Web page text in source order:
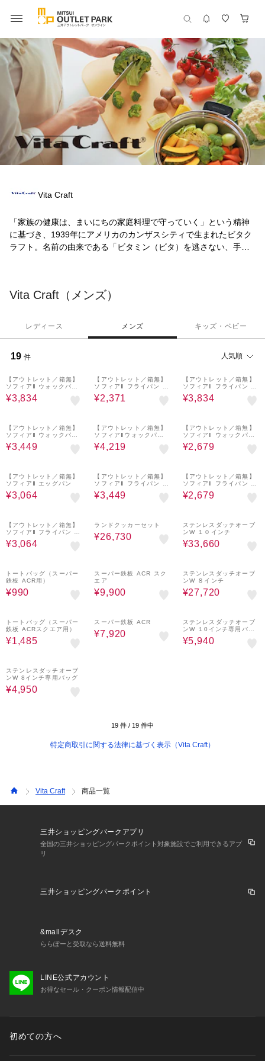
Vita Craft
「家族の健康は、まいにちの家庭料理で守っていく」という精神
に基づき、1939年にアメリカのカンザスシティで生まれたビタク
ラフト。名前の由来である「ビタミン（ビタ）を逃さない、手づ
Vita Craft（メンズ）
レディース メンズ キッズ・ベビー
19 件 人気順
【アウトレット／箱無】
ソフィアⅡ ウォックパン
26cm
¥3,834
【アウトレット／箱無】
ソフィアⅡ フライパン 2
0cm
¥2,371
【アウトレット／箱無】
ソフィアⅡ フライパン 2
8cm
¥3,834
【アウトレット／箱無】
ソフィアⅡ ウォックパン
24cm
¥3,449
【アウトレット／箱無】
ソフィアⅡウォックパン
28cm
¥4,219
【アウトレット／箱無】
ソフィアⅡ ウォックパン
20cm
¥2,679
【アウトレット／箱無】
ソフィアⅡ エッグパン
¥3,064
【アウトレット／箱無】
ソフィアⅡ フライパン 2
6cm
¥3,449
【アウトレット／箱無】
ソフィアⅡ フライパン 2
2cm
¥2,679
【アウトレット／箱無】
ソフィアⅡ フライパン 2
4cm
¥3,064
ランドクッカーセット
¥26,730
ステンレスダッチオーブ
ンW １０インチ
¥33,660
トートバッグ（スーパー
鉄板 ACR用）
¥990
スーパー鉄板 ACR スク
エア
¥9,900
ステンレスダッチオーブ
ンW ８インチ
¥27,720
トートバッグ（スーパー
鉄板 ACRスクエア用）
¥1,485
スーパー鉄板 ACR
¥7,920
ステンレスダッチオーブ
ンW １0インチ専用バッ
グ
¥5,940
ステンレスダッチオーブ
ンW 8インチ専用バッグ
¥4,950
19 件 / 19 件中
特定商取引に関する法律に基づく表示（Vita Craft）
Vita Craft 商品一覧
三井ショッピングパークアプリ
全国の三井ショッピングパークポイント対象施設でご利用できるアプ
リ
三井ショッピングパークポイント
&mallデスク
ららぽーと受取なら送料無料
LINE公式アカウント
お得なセール・クーポン情報配信中
初めての方へ